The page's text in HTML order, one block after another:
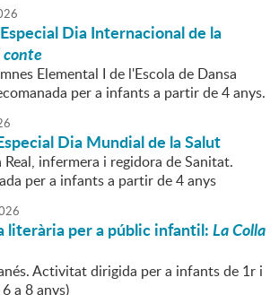
Dia Internacional de la
conte
Elemental I de l'Escola de Dansa
per a infants a partir de 4 anys.
Dia Mundial de la Salut
Real, infermera i regidora de Sanitat.
per a infants a partir de 4 anys
literària per a públic infantil:La Colla
Activitat dirigida per a infants de 1r i
a 8 anys)